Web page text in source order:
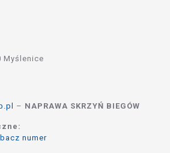
Myślenice
– NAPRAWA SKRZYŃ BIEGÓW
numer